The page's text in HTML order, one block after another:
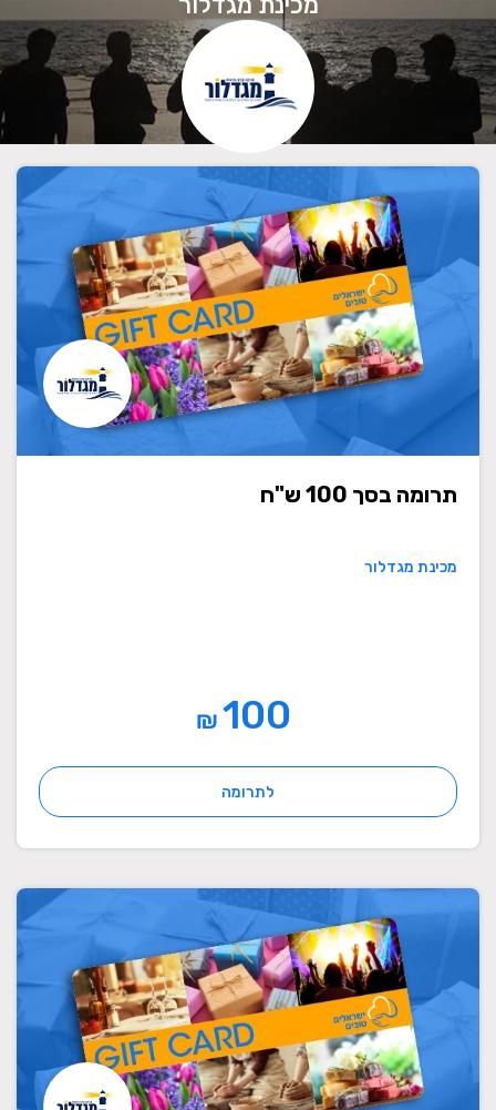
תרומה בסך 100 ש"ח
מכינת מגדלור
₪
לתרומה